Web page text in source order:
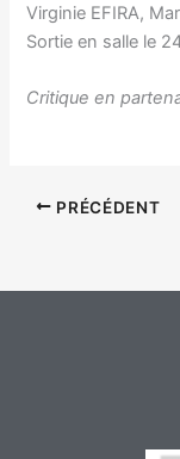
Virginie EFIRA,
Sortie en salle le
Critique en
PRÉCÉDENT